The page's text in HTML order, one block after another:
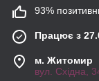
93%
Працює з
м. Житомир
вул. Східна,